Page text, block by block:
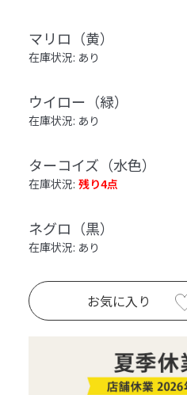
マリロ（黄）
在庫状況: あり
ウイロー（緑）
在庫状況: あり
ターコイズ（水色）
在庫状況: 残り4点
ネグロ（黒）
在庫状況: あり
お気に入り